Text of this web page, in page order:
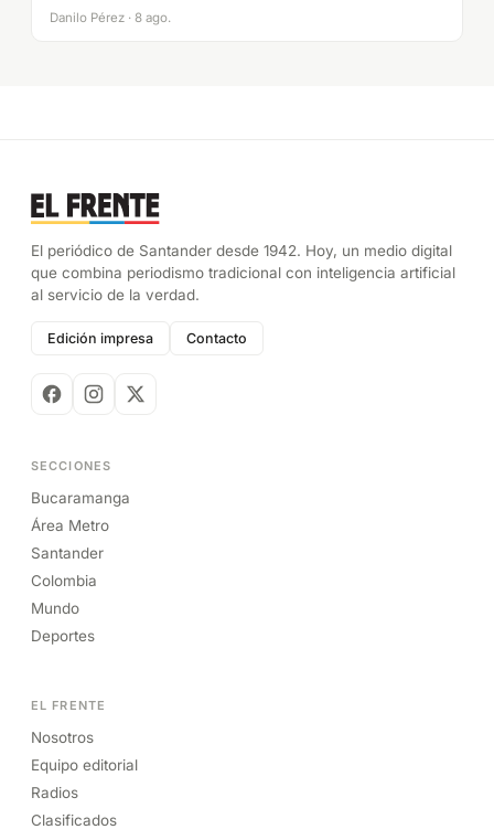
Danilo Pérez · 8 ago.
El periódico de Santander desde 1942. Hoy, un medio digital
que combina periodismo tradicional con inteligencia artificial
al servicio de la verdad.
Edición impresa Contacto
SECCIONES
Bucaramanga
Área Metro
Santander
Colombia
Mundo
Deportes
EL FRENTE
Nosotros
Equipo editorial
Radios
Clasificados